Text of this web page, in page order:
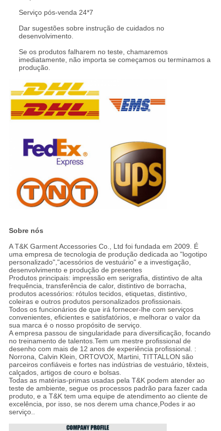
Serviço pós-venda 24*7
Dar sugestões sobre instrução de cuidados no
desenvolvimento.
Se os produtos falharem no teste, chamaremos
imediatamente, não importa se começamos ou terminamos a
produção.
Sobre nós
A T&K Garment Accessories Co., Ltd foi fundada em 2009. É
uma empresa de tecnologia de produção dedicada ao "logotipo
personalizado","acessórios de vestuário" e a investigação,
desenvolvimento e produção de presentes
Produtos principais: impressão em serigrafia, distintivo de alta
frequência, transferência de calor, distintivo de borracha,
produtos acessórios: rótulos tecidos, etiquetas, distintivo,
coleiras e outros produtos personalizados profissionais.
Todos os funcionários de que irá fornecer-lhe com serviços
convenientes, eficientes e satisfatórios, e melhorar o valor da
sua marca é o nosso propósito de serviço.
A empresa passou de singularidade para diversificação, focando
no treinamento de talentos.Tem um mestre profissional de
desenho com mais de 12 anos de experiência profissional. :
Norrona, Calvin Klein, ORTOVOX, Martini, TITTALLON são
parceiros confiáveis e fortes nas indústrias de vestuário, têxteis,
calçados, artigos de couro e bolsas.
Todas as matérias-primas usadas pela T&K podem atender ao
teste de ambiente, segue os processos padrão para fazer cada
produto, e a T&K tem uma equipe de atendimento ao cliente de
excelência, por isso, se nos derem uma chance,Podes ir ao
serviço..